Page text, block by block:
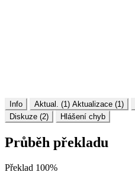
Info Aktual. (1) Aktualizace (1)
Diskuze (2)
Hlášení chyb
Průběh překladu
Překlad 100%